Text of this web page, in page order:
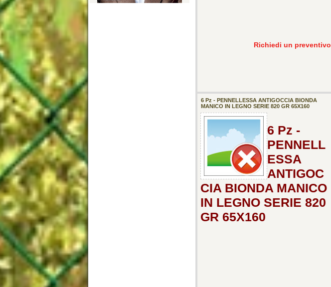
Richiedi un preventivo
6 Pz - PENNELLESSA ANTIGOCCIA BIONDA
MANICO IN LEGNO SERIE 820 GR 65X160
6 Pz -
PENNELL
ESSA
ANTIGOC
CIA BIONDA MANICO
IN LEGNO SERIE 820
GR 65X160